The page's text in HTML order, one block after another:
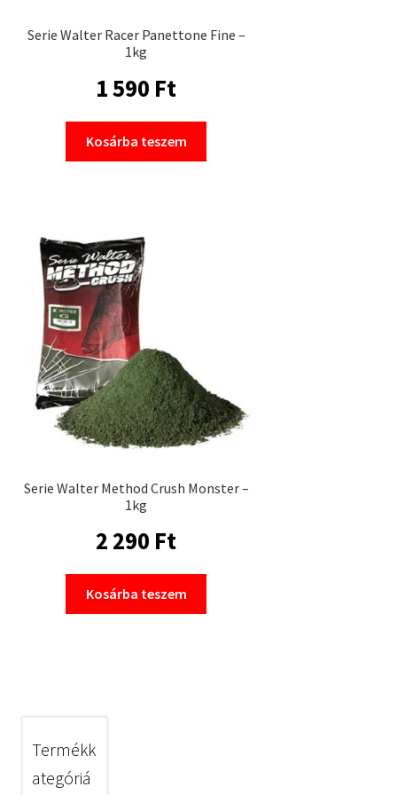
Serie Walter Racer Panettone Fine –
1kg
1 590 Ft
Kosárba teszem
Serie Walter Method Crush Monster –
1kg
2 290 Ft
Kosárba teszem
Termékk
ategóriá